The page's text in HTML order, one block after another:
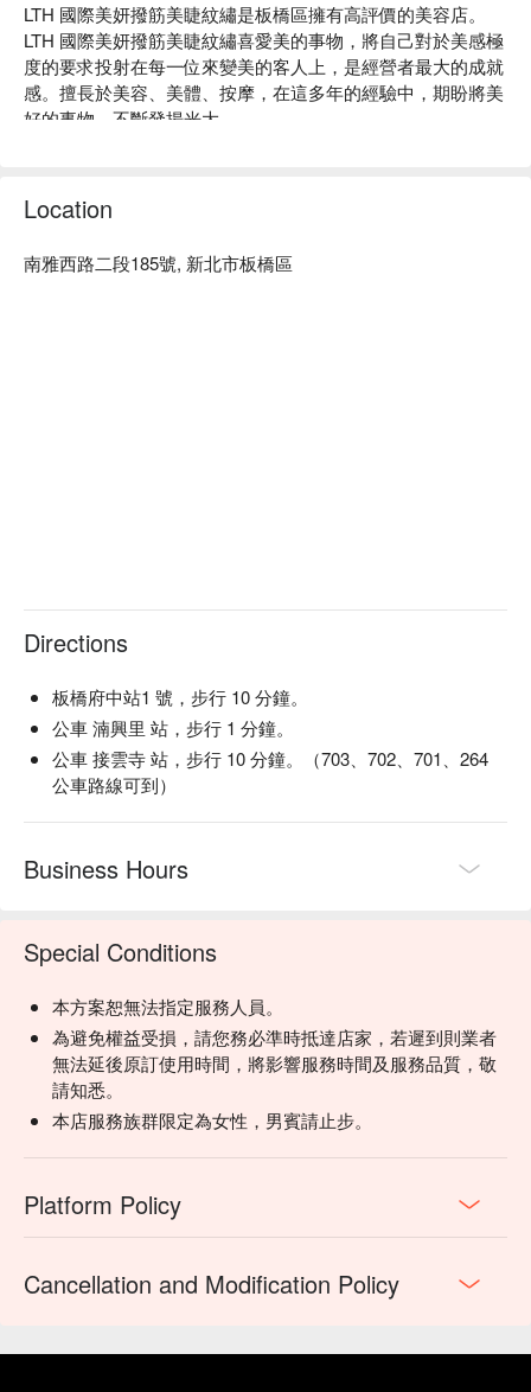
LTH 國際美妍撥筋美睫紋繡是板橋區擁有高評價的美容店。
LTH 國際美妍撥筋美睫紋繡喜愛美的事物，將自己對於美感極
度的要求投射在每一位來變美的客人上，是經營者最大的成就
感。擅長於美容、美體、按摩，在這多年的經驗中，期盼將美
好的事物，不斷發揚光大。
將於 平台 上提供給所有愛美的水水們。
LTH 國際美妍撥筋美睫紋繡推薦：主打臉部護理、按摩。
價格立刻查看⬇︎
Location
南雅西路二段185號, 新北市板橋區
Directions
板橋府中站1 號，步行 10 分鐘。
公車 湳興里 站，步行 1 分鐘。
公車 接雲寺 站，步行 10 分鐘。（703、702、701、264
公車路線可到）
Business Hours
Special Conditions
本方案恕無法指定服務人員。
為避免權益受損，請您務必準時抵達店家，若遲到則業者
無法延後原訂使用時間，將影響服務時間及服務品質，敬
請知悉。
本店服務族群限定為女性，男賓請止步。
Platform Policy
Cancellation and Modification Policy